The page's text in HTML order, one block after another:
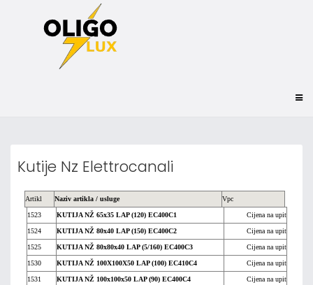
Kutije Nz Elettrocanali
Artikl Naziv artikla / usluge Vpc
1523 KUTIJA NŽ 65x35 LAP (120) EC400C1 Cijena na upit
1524 KUTIJA NŽ 80x40 LAP (150) EC400C2 Cijena na upit
1525 KUTIJA NŽ 80x80x40 LAP (5/160) EC400C3 Cijena na upit
1530 KUTIJA NŽ 100X100X50 LAP (100) EC410C4 Cijena na upit
1531 KUTIJA NŽ 100x100x50 LAP (90) EC400C4 Cijena na upit